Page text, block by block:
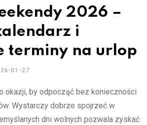
2026 –
i
terminy na urlop
01-27
okazji, by odpocząć bez konieczności
Wystarczy dobrze spojrzeć w
dni wolnych pozwala zyskać